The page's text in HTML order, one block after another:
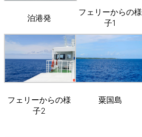
泊港発
フェリーからの様
子1
フェリーからの様
子2
粟国島